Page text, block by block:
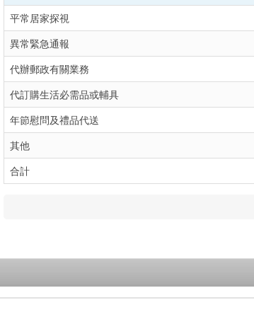
平常居家探視
異常緊急通報
代辦郵政有關業務
代訂購生活必需品或輔具
年節慰問及禮品代送
其他
合計